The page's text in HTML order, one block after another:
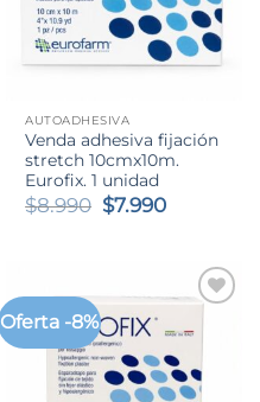
AUTOADHESIVA
Venda adhesiva fijación
stretch 10cmx10m.
Eurofix. 1 unidad
$8.990 El
$7.990El
$7.990.
Oferta -8%